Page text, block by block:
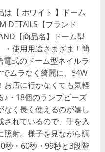
は【 ホワイト 】ドーム
DETAILS【ブランド
【商品名】ドーム型
・使用用途さまざま！簡
電式のドーム型ネイルラ
ムラなく綺麗に、54W
お店に行かなくても気軽
♪・18個のランプビーズ
なく長く使えるのが嬉し
されているので、手を入
照射。様子を見ながら調
秒・60秒・99秒と3段階